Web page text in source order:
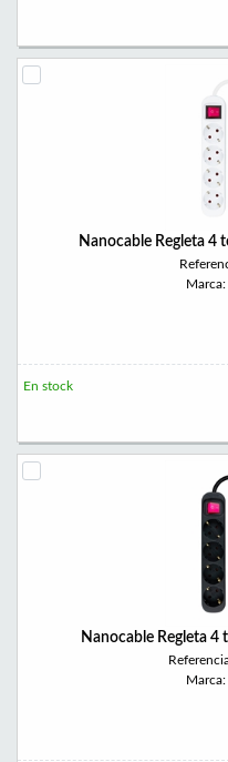
Nanocable Regleta 4
En stock
Nanocable Regleta